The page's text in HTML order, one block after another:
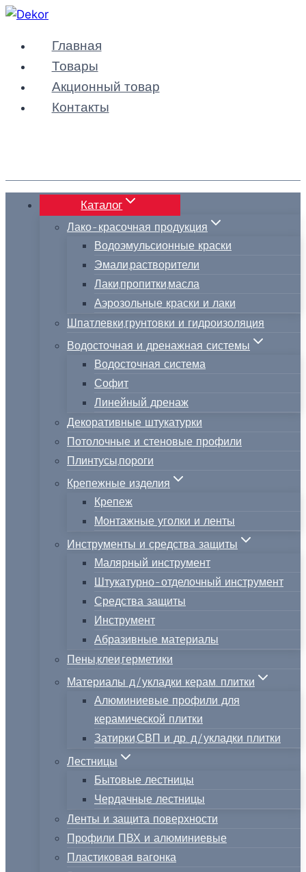
Перейти
содержимому
Главная
Товары
Акционный товар
Контакты
Каталог
Лако-красочная продукция
Водоэмульсионные краски
Эмали,растворители
Лаки,пропитки,масла
Аэрозольные краски и лаки
Шпатлевки,грунтовки и гидроизоляция
Водосточная и дренажная системы
Водосточная система
Софит
Линейный дренаж
Декоративные штукатурки
Потолочные и стеновые профили
Плинтусы,пороги
Крепежные изделия
Крепеж
Монтажные уголки и ленты
Инструменты и средства защиты
Малярный инструмент
Штукатурно-отделочный инструмент
Средства защиты
Инструмент
Абразивные материалы
Пены,клеи,герметики
Материалы д/укладки керам. плитки
Алюминиевые профили для
керамической плитки
Затирки,СВП и др. д/укладки плитки
Лестницы
Бытовые лестницы
Чердачные лестницы
Ленты и защита поверхности
Профили ПВХ и алюминиевые
Пластиковая вагонка